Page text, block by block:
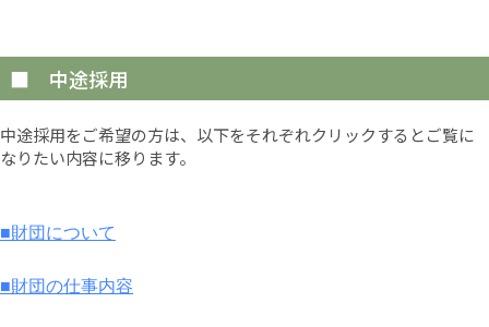
■ 中途採用
中途採用をご希望の方は、以下をそれぞれクリックするとご覧に
なりたい内容に移ります。
■財団について
■財団の仕事内容